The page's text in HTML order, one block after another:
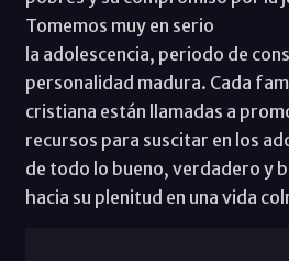
Tomemos muy en serio
la adolescencia, periodo de
personalidad madura. Cada
cristiana están llamadas a
recursos para suscitar en los
de todo lo bueno, verdadero y
hacia su plenitud en una vida